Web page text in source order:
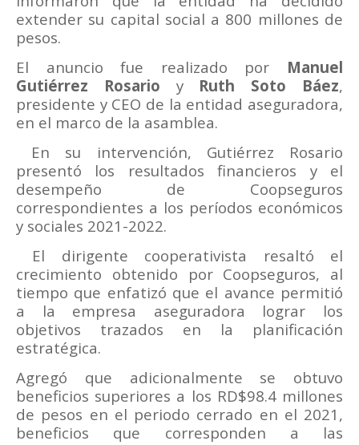
extender su capital social a 800 millones de
pesos.
El anuncio fue realizado por Manuel
Gutiérrez Rosario yRuth Soto Báez,
presidente y CEO de la entidad aseguradora,
en el marco de la asamblea.
En su intervención, Gutiérrez Rosario
presentó los resultados financieros y el
desempeño de Coopseguros
correspondientes a los períodos económicos
y sociales 2021-2022.
El dirigente cooperativista resaltó el
crecimiento obtenido por Coopseguros, al
tiempo que enfatizó que el avance permitió
a la empresa aseguradora lograr los
objetivos trazados en la planificación
estratégica.
Agregó que adicionalmente se obtuvo
beneficios superiores a los RD$98.4 millones
de pesos en el periodo cerrado en el 2021,
beneficios que corresponden a las